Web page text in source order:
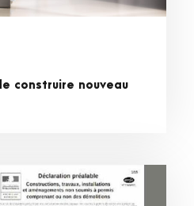
construire nouveau